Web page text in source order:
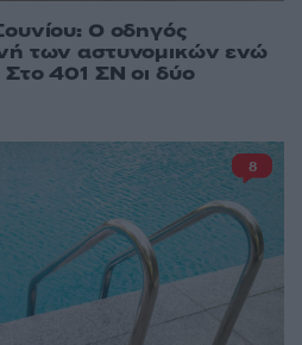
Ο οδηγός
των αστυνομικών ενώ
401 ΣΝ οι δύο
8